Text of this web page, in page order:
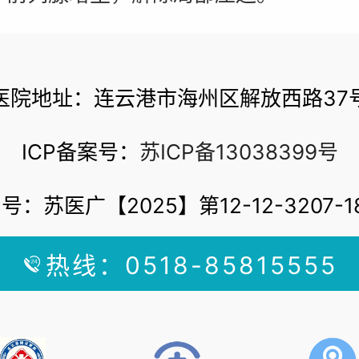
院地址：连云港市海州区解放西路37
ICP备案号： 苏ICP备13038399号
：苏医广【2025】第12-12-3207-
热线：0518-85815555